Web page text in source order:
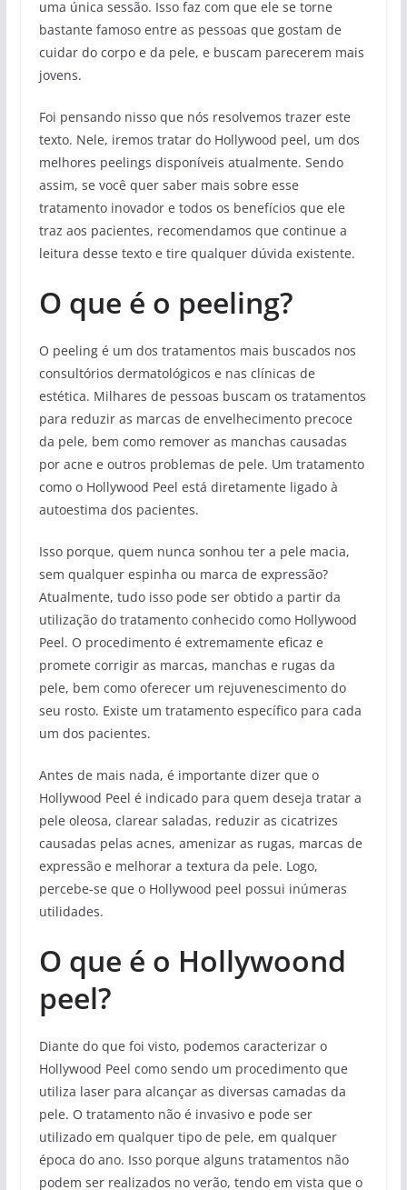
uma única sessão. Isso faz com que ele se torne
bastante famoso entre as pessoas que gostam de
cuidar do corpo e da pele, e buscam parecerem mais
jovens.
Foi pensando nisso que nós resolvemos trazer este
texto. Nele, iremos tratar do Hollywood peel, um dos
melhores peelings disponíveis atualmente. Sendo
assim, se você quer saber mais sobre esse
tratamento inovador e todos os benefícios que ele
traz aos pacientes, recomendamos que continue a
leitura desse texto e tire qualquer dúvida existente.
O que é o peeling?
O peeling é um dos tratamentos mais buscados nos
consultórios dermatológicos e nas clínicas de
estética. Milhares de pessoas buscam os tratamentos
para reduzir as marcas de envelhecimento precoce
da pele, bem como remover as manchas causadas
por acne e outros problemas de pele. Um tratamento
como o Hollywood Peel está diretamente ligado à
autoestima dos pacientes.
Isso porque, quem nunca sonhou ter a pele macia,
sem qualquer espinha ou marca de expressão?
Atualmente, tudo isso pode ser obtido a partir da
utilização do tratamento conhecido como Hollywood
Peel. O procedimento é extremamente eficaz e
promete corrigir as marcas, manchas e rugas da
pele, bem como oferecer um rejuvenescimento do
seu rosto. Existe um tratamento específico para cada
um dos pacientes.
Antes de mais nada, é importante dizer que o
Hollywood Peel é indicado para quem deseja tratar a
pele oleosa, clarear saladas, reduzir as cicatrizes
causadas pelas acnes, amenizar as rugas, marcas de
expressão e melhorar a textura da pele. Logo,
percebe-se que o Hollywood peel possui inúmeras
utilidades.
O que é o Hollywoond
peel?
Diante do que foi visto, podemos caracterizar o
Hollywood Peel como sendo um procedimento que
utiliza laser para alcançar as diversas camadas da
pele. O tratamento não é invasivo e pode ser
utilizado em qualquer tipo de pele, em qualquer
época do ano. Isso porque alguns tratamentos não
podem ser realizados no verão, tendo em vista que o